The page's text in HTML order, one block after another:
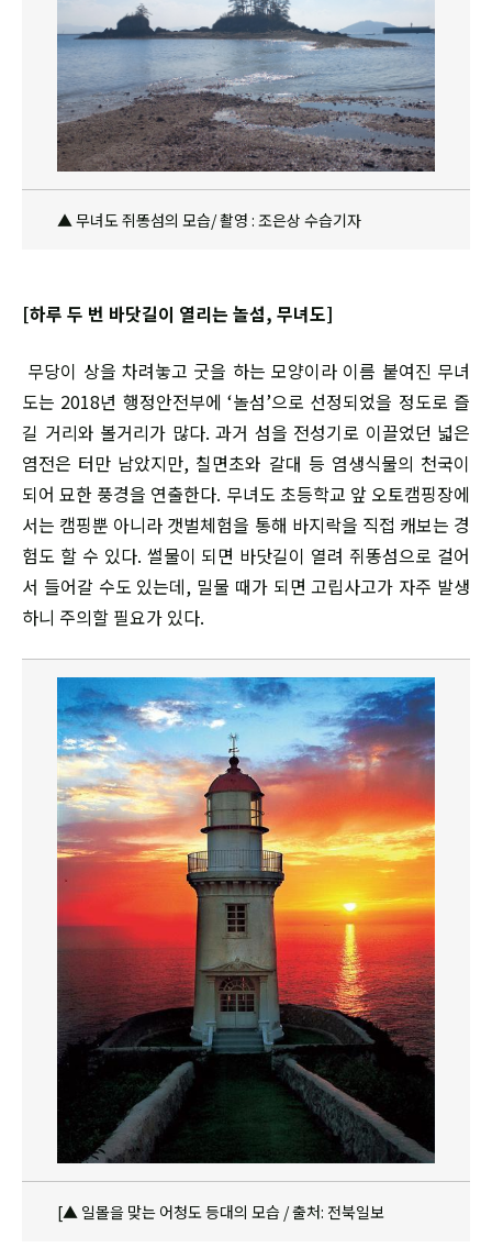
▲ 무녀도 쥐똥섬의 모습/ 촬영 : 조은상 수습기자
[하루 두 번 바닷길이 열리는 놀섬, 무녀도]
무당이 상을 차려놓고 굿을 하는 모양이라 이름 붙여진 무녀
도는 2018년 행정안전부에 ‘놀섬’으로 선정되었을 정도로 즐
길 거리와 볼거리가 많다. 과거 섬을 전성기로 이끌었던 넓은
염전은 터만 남았지만, 칠면초와 갈대 등 염생식물의 천국이
되어 묘한 풍경을 연출한다. 무녀도 초등학교 앞 오토캠핑장에
서는 캠핑뿐 아니라 갯벌체험을 통해 바지락을 직접 캐보는 경
험도 할 수 있다. 썰물이 되면 바닷길이 열려 쥐똥섬으로 걸어
서 들어갈 수도 있는데, 밀물 때가 되면 고립사고가 자주 발생
하니 주의할 필요가 있다.
[▲ 일몰을 맞는 어청도 등대의 모습 / 출처: 전북일보